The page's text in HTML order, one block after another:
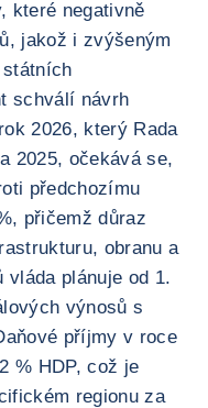
které negativně
jakož i zvýšeným
schválí návrh
2026, který Rada
2025, očekává se,
předchozímu
přičemž důraz
obranu a
plánuje od 1.
výnosů s
příjmy v roce
% HDP, což je
regionu za